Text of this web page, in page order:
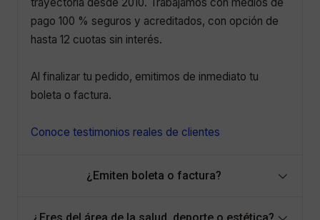
trayectoria desde 2010. Trabajamos con medios de
pago 100 % seguros y acreditados, con opción de
hasta 12 cuotas sin interés.
Al finalizar tu pedido, emitimos de inmediato tu
boleta o factura.
Conoce testimonios reales de clientes
¿Emiten boleta o factura?